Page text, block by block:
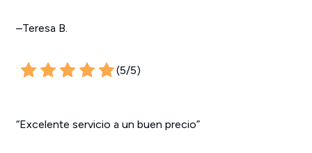
–Teresa B.
(5/5)
“Excelente servicio a un buen precio”